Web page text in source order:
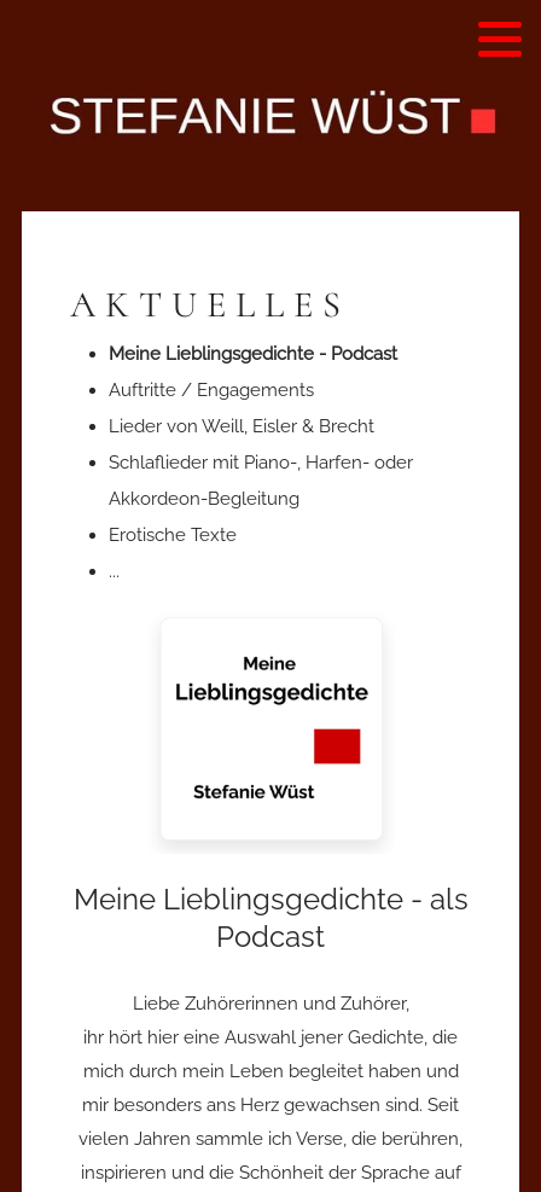
AKTUELLES
Meine Lieblingsgedichte - Podcast
Auftritte / Engagements
Lieder von Weill, Eisler & Brecht
Schlaflieder mit Piano-, Harfen- oder
Akkordeon-Begleitung
Erotische Texte
...
Meine Lieblingsgedichte - als
Podcast
Liebe Zuhörerinnen und Zuhörer,
ihr hört hier eine Auswahl jener Gedichte, die
mich durch mein Leben begleitet haben und
mir besonders ans Herz gewachsen sind. Seit
vielen Jahren sammle ich Verse, die berühren,
inspirieren und die Schönheit der Sprache auf
Alle Programme - Liste
Diskografie